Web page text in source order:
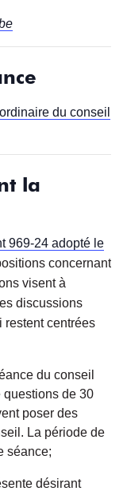
du conseil
la
969-24 adopté le
concernant
visent à
discussions
restent centrées
du conseil
questions de 30
poser des
La période de
séance;
désirant